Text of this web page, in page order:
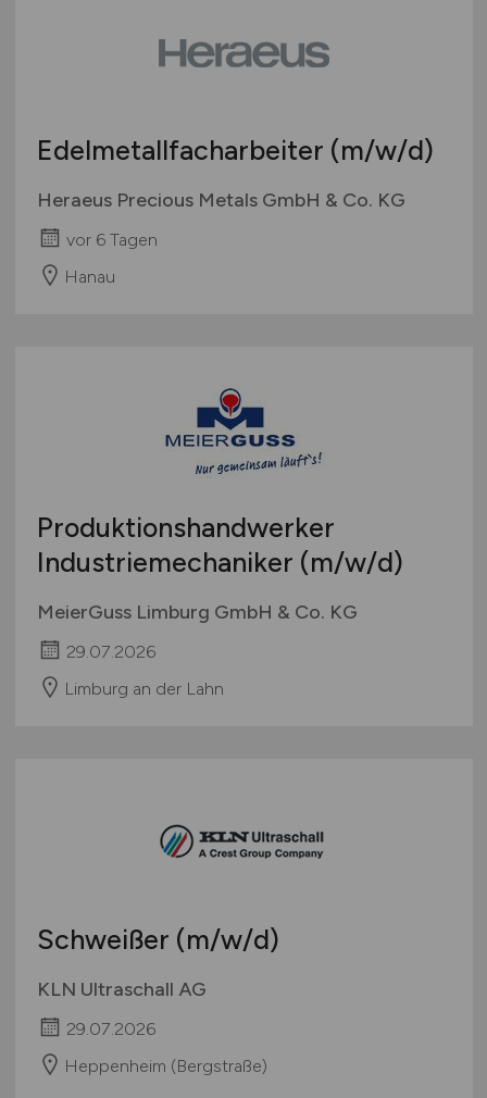
Edelmetallfacharbeiter (m/w/d)
Heraeus Precious Metals GmbH & Co. KG
vor 6 Tagen
Hanau
Produktionshandwerker
Industriemechaniker (m/w/d)
MeierGuss Limburg GmbH & Co. KG
29.07.2026
Limburg an der Lahn
Schweißer (m/w/d)
KLN Ultraschall AG
29.07.2026
Heppenheim (Bergstraße)